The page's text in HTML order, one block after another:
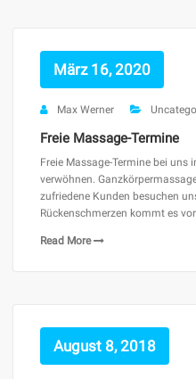
März 16, 2020
Max Werner
Freie Massage-Termine
Freie Massage-Termine bei uns
verwöhnen.
zufriedene Kunden besuchen
Rückenschmerzen kommt es
Read More
August 8, 2018